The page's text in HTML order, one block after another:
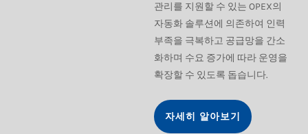
관리를 지원할 수 있는 OPEX의
자동화 솔루션에 의존하여 인력
부족을 극복하고 공급망을 간소
화하며 수요 증가에 따라 운영을
확장할 수 있도록 돕습니다.
자세히 알아보기